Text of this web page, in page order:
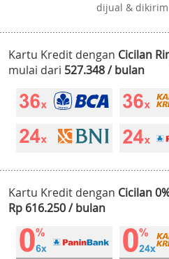
dijual &
Kartu Kredit dengan Cicilan
mulai dari 527.348 / bulan
Kartu Kredit dengan Cicilan
Rp 616.250 / bulan